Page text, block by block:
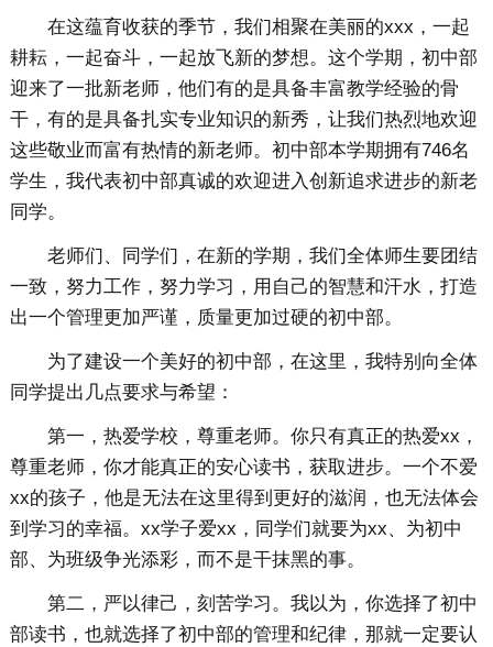
在这蕴育收获的季节，我们相聚在美丽的xxx，一起
耕耘，一起奋斗，一起放飞新的梦想。这个学期，初中部
迎来了一批新老师，他们有的是具备丰富教学经验的骨
干，有的是具备扎实专业知识的新秀，让我们热烈地欢迎
这些敬业而富有热情的新老师。初中部本学期拥有746名
学生，我代表初中部真诚的欢迎进入创新追求进步的新老
同学。
老师们、同学们，在新的学期，我们全体师生要团结
一致，努力工作，努力学习，用自己的智慧和汗水，打造
出一个管理更加严谨，质量更加过硬的初中部。
为了建设一个美好的初中部，在这里，我特别向全体
同学提出几点要求与希望：
第一，热爱学校，尊重老师。你只有真正的热爱xx，
尊重老师，你才能真正的安心读书，获取进步。一个不爱
xx的孩子，他是无法在这里得到更好的滋润，也无法体会
到学习的幸福。xx学子爱xx，同学们就要为xx、为初中
部、为班级争光添彩，而不是干抹黑的事。
第二，严以律己，刻苦学习。我以为，你选择了初中
部读书，也就选择了初中部的管理和纪律，那就一定要认